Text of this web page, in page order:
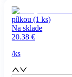
pílkou (1 ks)
Na sklade
20.38 €
/ks